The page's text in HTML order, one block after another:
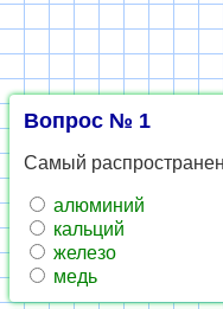
Вопрос № 1
Самый
алюминий
кальций
железо
медь